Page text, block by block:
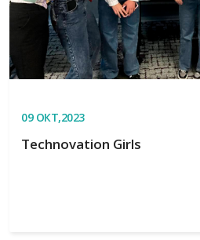
09ОКТ,2023
Technovation Girls